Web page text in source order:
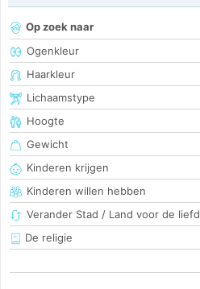
Op zoek naar
Ogenkleur
Haarkleur
Lichaamstype
Hoogte
Gewicht
Kinderen krijgen
Kinderen willen hebben
Verander Stad / Land voor de
De religie